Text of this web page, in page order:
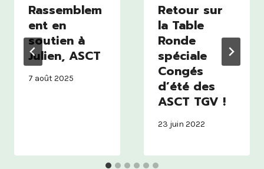
Rassemblem
ent en
soutien à
Julien, ASCT
7 août 2025
Retour sur
la Table
Ronde
spéciale
Congés
d’été des
ASCT TGV !
23 juin 2022